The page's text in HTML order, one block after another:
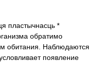
пластычнасць *
обратимо
обитания. Наблюдаются
появление